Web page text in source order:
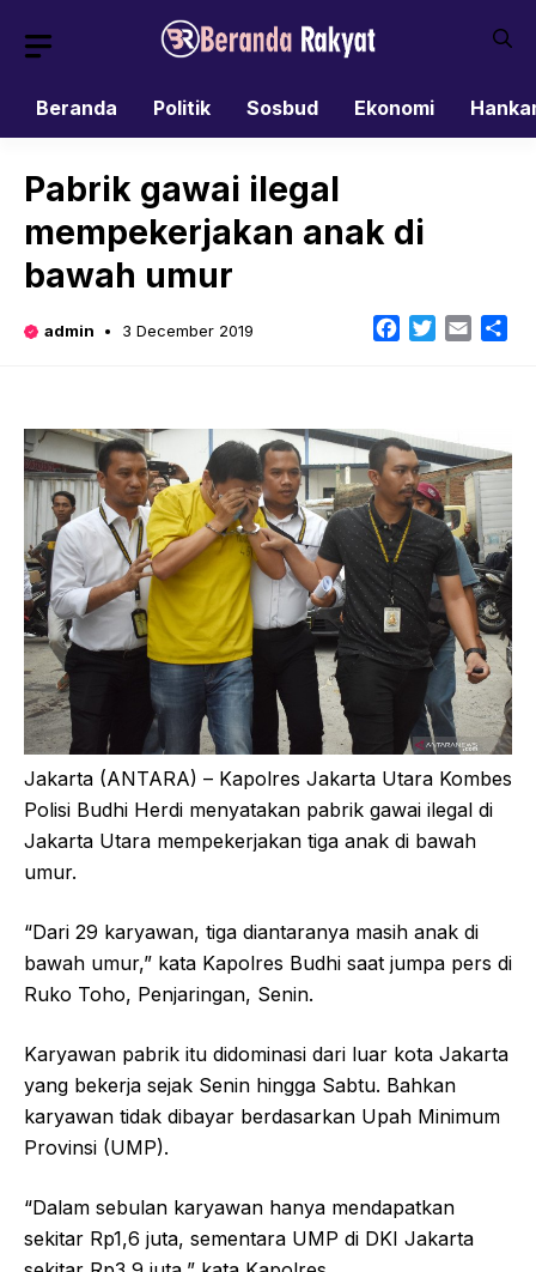
Beranda
Politik Sosbud Ekonomi
Pabrik gawai ilegal
mempekerjakan anak di
bawah umur
admin 3 December 2019 Facebook
TwitterEmail
Jakarta (ANTARA) – Kapolres Jakarta Utara Kombes
Polisi Budhi Herdi menyatakan pabrik gawai ilegal di
Jakarta Utara mempekerjakan tiga anak di bawah
umur.
“Dari 29 karyawan, tiga diantaranya masih anak di
bawah umur,” kata Kapolres Budhi saat jumpa pers di
Ruko Toho, Penjaringan, Senin.
Karyawan pabrik itu didominasi dari luar kota Jakarta
yang bekerja sejak Senin hingga Sabtu. Bahkan
karyawan tidak dibayar berdasarkan Upah Minimum
Provinsi (UMP).
“Dalam sebulan karyawan hanya mendapatkan
sekitar Rp1,6 juta, sementara UMP di DKI Jakarta